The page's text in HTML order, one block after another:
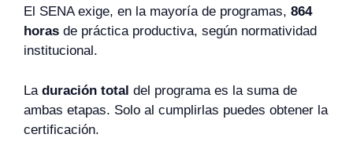
El SENA exige, en la mayoría de programas, 864
horas de práctica productiva, según normatividad
institucional.
La duración total del programa es la suma de
ambas etapas. Solo al cumplirlas puedes obtener la
certificación.